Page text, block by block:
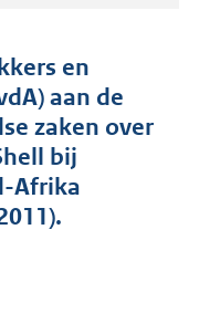
o
en
aan de
zaken over
bij
Afrika